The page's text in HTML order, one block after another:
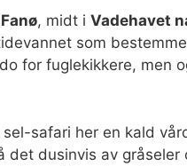
Fanø, midt i Vadehavet
som
for fuglekikkere, men
safari her en kald
det dusinvis av gråseler